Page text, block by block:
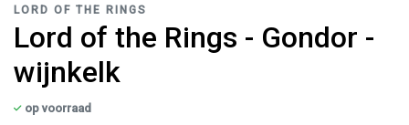
LORD OF THE RINGS
Lord of the Rings - Gondor -
wijnkelk
op voorraad